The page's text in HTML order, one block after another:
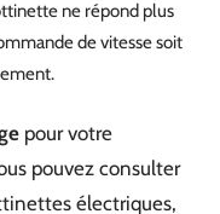
ne répond plus
de vitesse soit
pour votre
pouvez consulter
électriques,